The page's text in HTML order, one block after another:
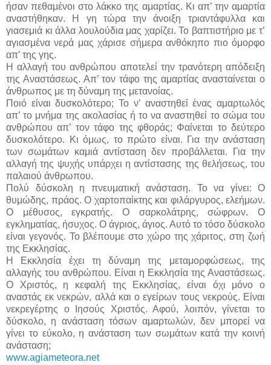
ήσαν πεθαμένοι στο λάκκο της αμαρτίας. Κι απ’ την αμαρτία
αναστήθηκαν. Η γη τώρα την άνοιξη τριαντάφυλλα και
γιασεμιά κι άλλα λουλούδια μας χαρίζει. Το βαπτιστήριο με τ’
αγιασμένα νερά μας χάρισε σήμερα ανθόκηπο πιο όμορφο
απ’ της γης.
Η αλλαγή του ανθρώπου αποτελεί την τρανότερη απόδειξη
της Αναστάσεως. Απ’ τον τάφο της αμαρτίας ανασταίνεται ο
άνθρωπος με τη δύναμη της μετανοίας.
Ποιό είναι δυσκολότερο; Το ν’ αναστηθεί ένας αμαρτωλός
απ’ το μνήμα της ακολασίας ή το να αναστηθεί το σώμα του
ανθρώπου απ’ τον τάφο της φθοράς; Φαίνεται το δεύτερο
δυσκολότερο. Κι όμως, το πρώτο είναι. Για την ανάσταση
των σωμάτων καμιά αντίσταση δεν προβάλλεται. Για την
αλλαγή της ψυχής υπάρχει η αντίστασης της θελήσεως, του
παλαιού άνθρωπου.
Πολύ δύσκολη η πνευματική ανάσταση. Το να γίνει: Ο
θυμώδης, πράος. Ο χαρτοπαίκτης και φιλάργυρος, ελεήμων.
Ο μέθυσος, εγκρατής. Ο σαρκολάτρης, σώφρων. Ο
εγκληματίας, ήσυχος. Ο άγριος, άγιος. Αυτό το τόσο δύσκολο
είναι γεγονός. Το βλέπουμε στο χώρο της χάριτος, στη ζωή
της Εκκλησίας.
Η Εκκλησία έχει τη δύναμη της μεταμορφώσεως, της
αλλαγής του ανθρώπου. Είναι η Εκκλησία της Αναστάσεως.
Ο Χριστός, η κεφαλή της Εκκλησίας, είναι όχι μόνο ο
αναστάς εκ νεκρών, αλλά και ο εγείρων τους νεκρούς. Είναι
νεκρεγέρτης ο Ιησούς Χριστός. Αφού, λοιπόν, γίνεται το
δύσκολο, η ανάσταση τόσων αμαρτωλών, δεν μπορεί να
γίνει το εύκολο, η ανάσταση των σωμάτων κατά την κοινή
ανάσταση;
www.agiameteora.net